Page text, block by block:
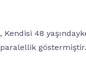
48
paralellik göstermiştir.